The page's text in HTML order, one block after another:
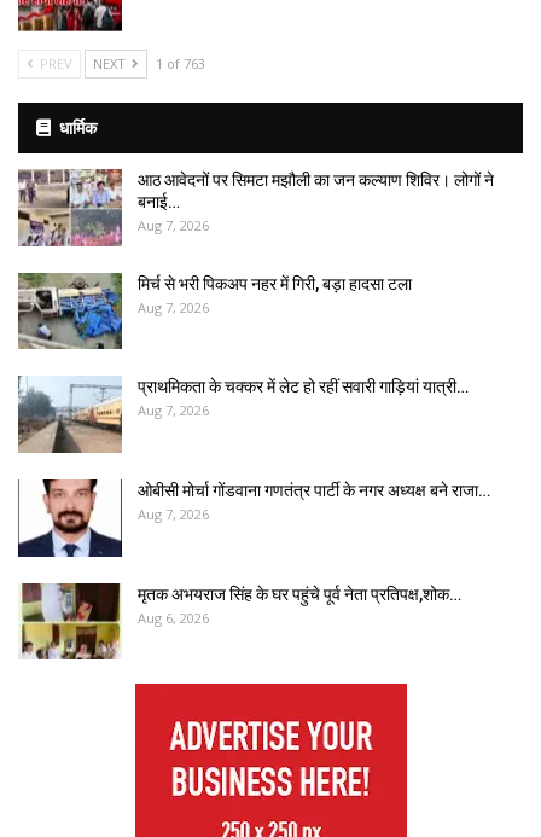
PREV NEXT 1 of 763
धार्मिक
आठ आवेदनों पर सिमटा मझौली का जन कल्याण शिविर। लोगों ने
बनाई…
Aug 7, 2026
मिर्च से भरी पिकअप नहर में गिरी, बड़ा हादसा टला
Aug 7, 2026
प्राथमिकता के चक्कर में लेट हो रहीं सवारी गाड़ियां यात्री…
Aug 7, 2026
ओबीसी मोर्चा गोंडवाना गणतंत्र पार्टी के नगर अध्यक्ष बने राजा…
Aug 7, 2026
मृतक अभयराज सिंह के घर पहुंचे पूर्व नेता प्रतिपक्ष,शोक…
Aug 6, 2026